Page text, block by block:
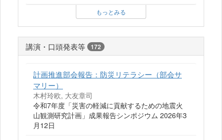
もっとみる
講演・口頭発表等 172
計画推進部会報告：防災リテラシー（部会サ
マリー）
木村玲欧, 大友章司
令和7年度「災害の軽減に貢献するための地震火
山観測研究計画」成果報告シンポジウム 2026年3
月12日